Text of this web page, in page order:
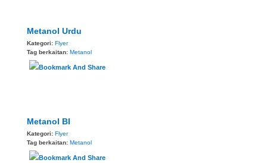
Metanol Urdu
Kategori: Flyer
Tag berkaitan: Metanol
Metanol BI
Kategori: Flyer
Tag berkaitan: Metanol